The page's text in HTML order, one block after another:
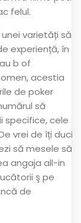
felul.
varietăți să
experiență, în
b of
acestia
de poker
să
specifice, cele
vrei de îți duci
să mesele să
angaja all-in
ş pe
de